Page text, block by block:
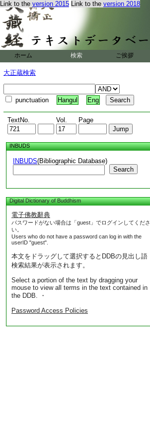
Link to the version 2015 Link to the version 2018
ホーム 検索 ご挨拶
大正蔵検索
punctuation Hangul Eng
TextNo. Vol. Page
INBUDS
INBUDS(Bibliographic Database)
Search
Digital Dictionary of Buddhism
電子佛教辭典
パスワードがない場合は「guest」でログインしてくださ
い。
Users who do not have a password can log in with the
userID "guest".
本文をドラッグして選択するとDDBの見出し語
検索結果が表示されます。
Select a portion of the text by dragging your
mouse to view all terms in the text contained in
the DDB. ・
Password Access Policies